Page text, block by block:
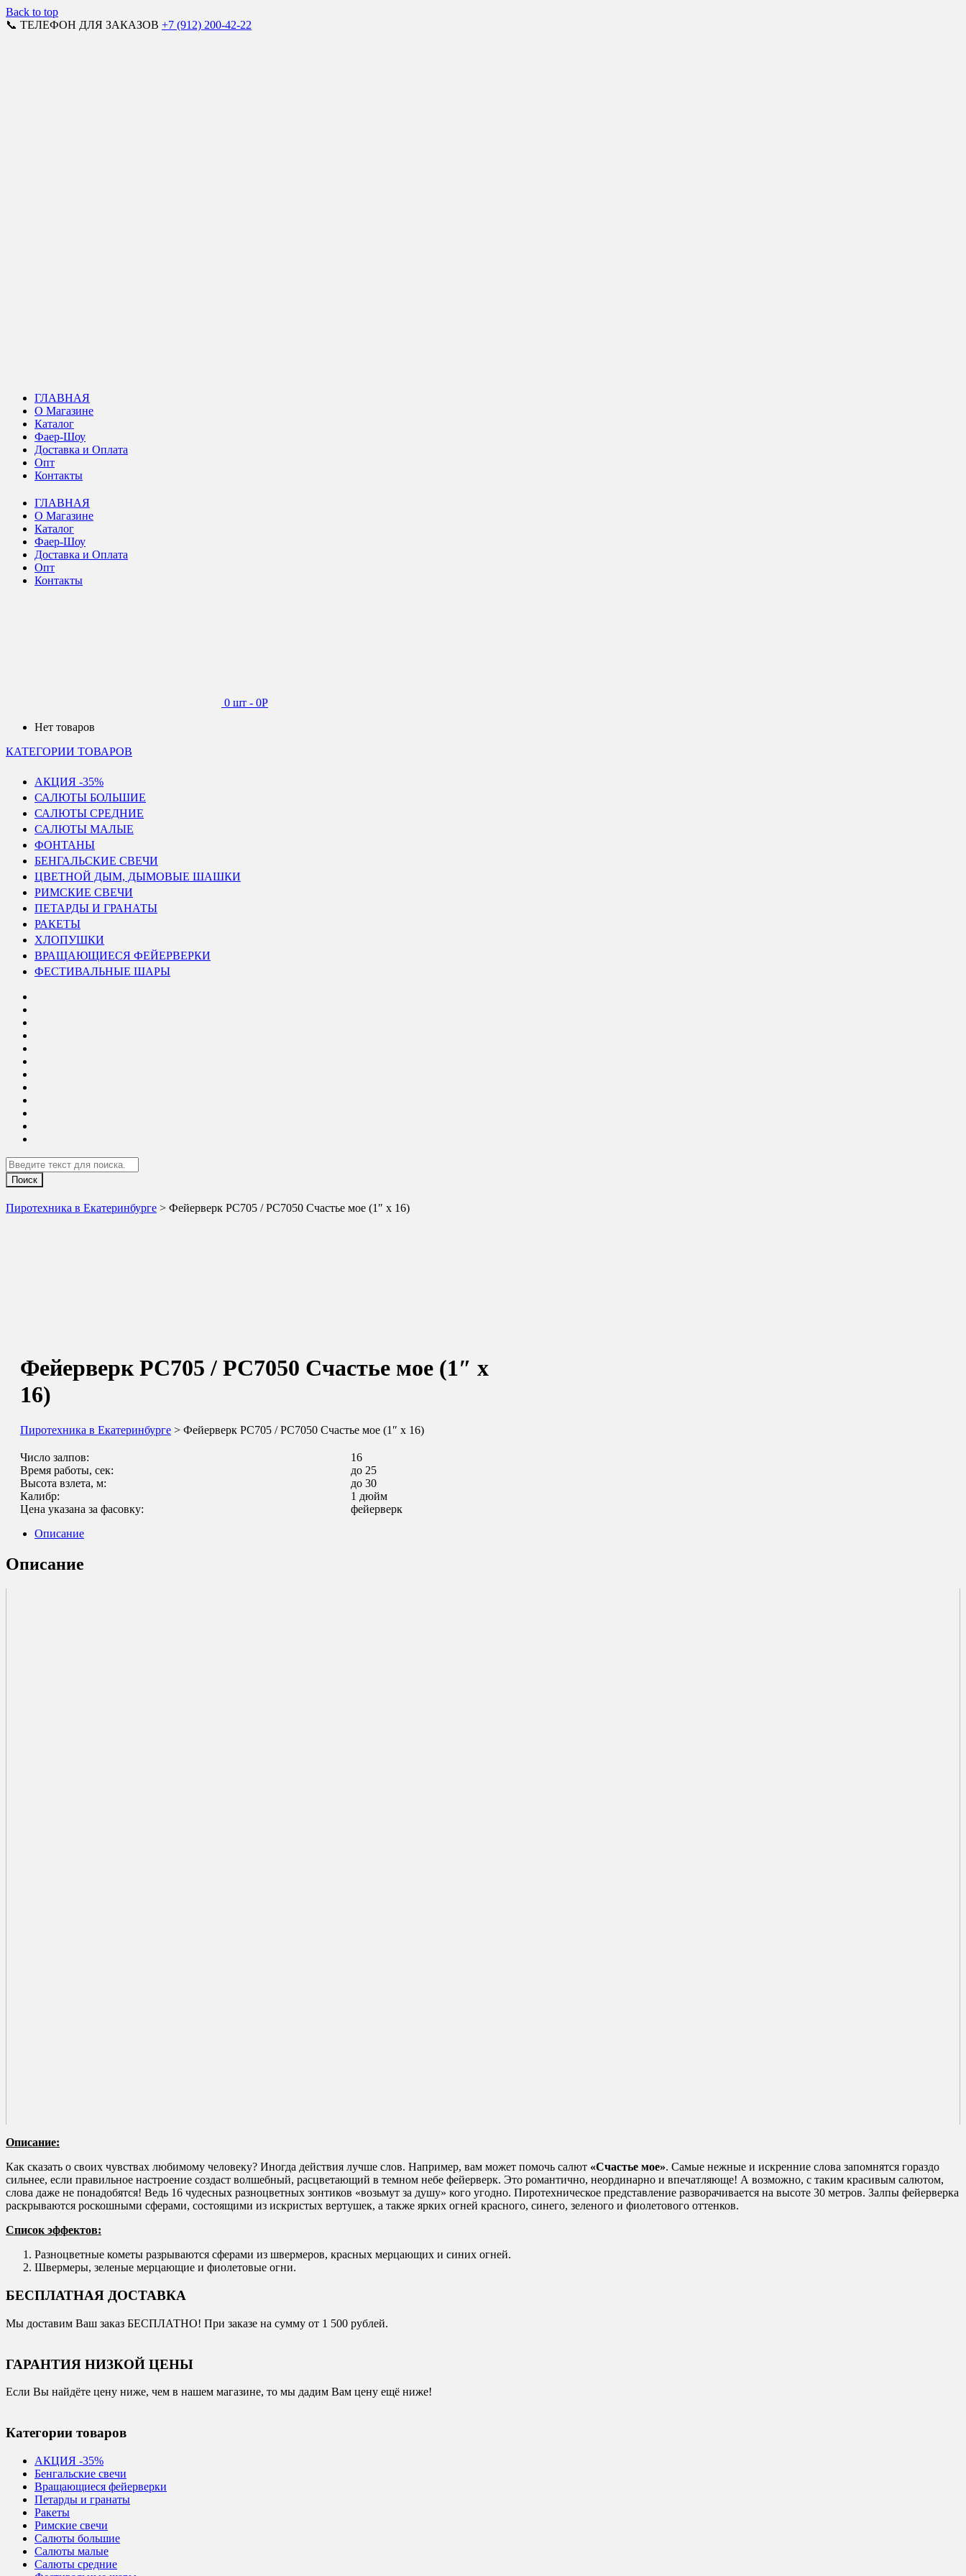
Back to top
📞 ТЕЛЕФОН ДЛЯ ЗАКАЗОВ +7 (912) 200-42-22
ГЛАВНАЯ
О Магазине
Каталог
Фаер-Шоу
Доставка и Оплата
Опт
Контакты
ГЛАВНАЯ
О Магазине
Каталог
Фаер-Шоу
Доставка и Оплата
Опт
Контакты
0 шт - 0Р
Нет товаров
КАТЕГОРИИ ТОВАРОВ
АКЦИЯ -35%
САЛЮТЫ БОЛЬШИЕ
САЛЮТЫ СРЕДНИЕ
САЛЮТЫ МАЛЫЕ
ФОНТАНЫ
БЕНГАЛЬСКИЕ СВЕЧИ
ЦВЕТНОЙ ДЫМ, ДЫМОВЫЕ ШАШКИ
РИМСКИЕ СВЕЧИ
ПЕТАРДЫ И ГРАНАТЫ
РАКЕТЫ
ХЛОПУШКИ
ВРАЩАЮЩИЕСЯ ФЕЙЕРВЕРКИ
ФЕСТИВАЛЬНЫЕ ШАРЫ
Search
Пиротехника в Екатеринбурге > Фейерверк РС705 / РС7050 Счастье мое (1″ х 16)
Фейерверк РС705 / РС7050 Счастье мое (1″ х
16)
Пиротехника в Екатеринбурге > Фейерверк РС705 / РС7050 Счастье мое (1″ х 16)
Число залпов:
16
Время работы, сек:
до 25
Высота взлета, м:
до 30
Калибр:
1 дюйм
Цена указана за фасовку:
фейерверк
Описание
Описание
Описание:
Как сказать о своих чувствах любимому человеку? Иногда действия лучше слов. Например, вам может помочь салют «Счастье мое». Самые нежные и искренние слова запомнятся гораздо
сильнее, если правильное настроение создаст волшебный, расцветающий в темном небе фейерверк. Это романтично, неординарно и впечатляюще! А возможно, с таким красивым салютом,
слова даже не понадобятся! Ведь 16 чудесных разноцветных зонтиков «возьмут за душу» кого угодно. Пиротехническое представление разворачивается на высоте 30 метров. Залпы фейерверка
раскрываются роскошными сферами, состоящими из искристых вертушек, а также ярких огней красного, синего, зеленого и фиолетового оттенков.
Список эффектов:
Разноцветные кометы разрываются сферами из швермеров, красных мерцающих и синих огней.
Швермеры, зеленые мерцающие и фиолетовые огни.
БЕСПЛАТНАЯ ДОСТАВКА
Мы доставим Ваш заказ БЕСПЛАТНО! При заказе на сумму от 1 500 рублей.
ГАРАНТИЯ НИЗКОЙ ЦЕНЫ
Если Вы найдёте цену ниже, чем в нашем магазине, то мы дадим Вам цену ещё ниже!
Категории товаров
АКЦИЯ -35%
Бенгальские свечи
Вращающиеся фейерверки
Петарды и гранаты
Ракеты
Римские свечи
Салюты большие
Салюты малые
Салюты средние